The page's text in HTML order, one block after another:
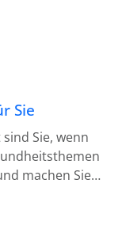
Sie
Sie, wenn
machen Sie